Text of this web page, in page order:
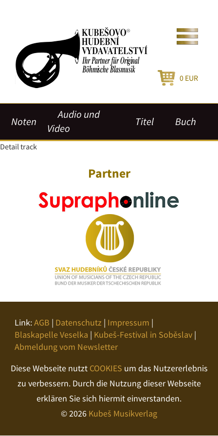
0 EUR
Noten
Audio und
Video
Titel Buch
Detail track
Partner
Link:AGB | Datenschutz | Impressum |
Blaskapelle Veselka | Kubeš-Festival in Soběslav |
Abmeldung vom Newsletter
Diese Webseite nutzt COOKIES um das Nutzererlebnis
zu verbessern. Durch die Nutzung dieser Webseite
erklären Sie sich hiermit einverstanden.
© 2026 Kubeš Musikverlag